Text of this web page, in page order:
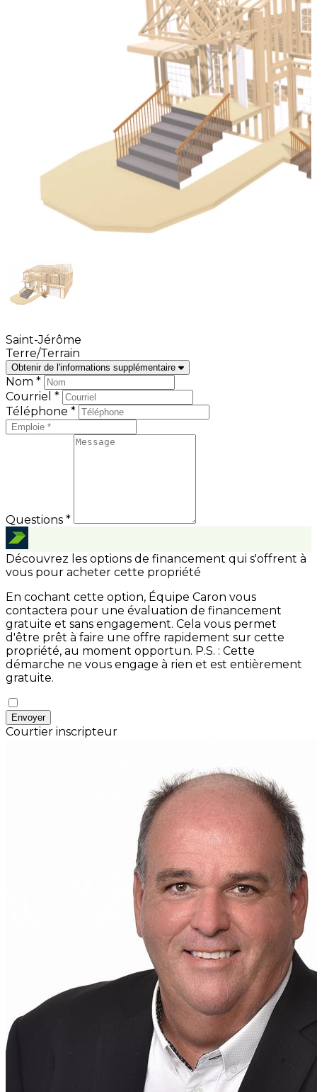
Saint-Jérôme
Terre/Terrain
Obtenir de l'informations supplémentaire
Nom *
Courriel *
Téléphone *
Questions *
Découvrez les options de financement qui s'offrent à
vous pour acheter cette propriété
En cochant cette option, Équipe Caron vous
contactera pour une évaluation de financement
gratuite et sans engagement. Cela vous permet
d'être prêt à faire une offre rapidement sur cette
propriété, au moment opportun. P.S. : Cette
démarche ne vous engage à rien et est entièrement
gratuite.
Envoyer
Courtier inscripteur